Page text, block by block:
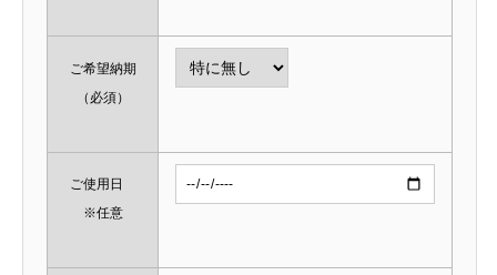
ご希望納期
（必須）
ご使用日
※任意